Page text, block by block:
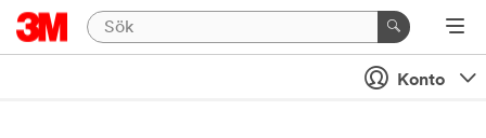
Konto